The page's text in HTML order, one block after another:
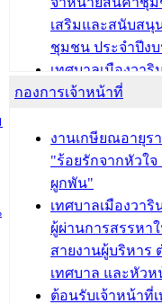
บทความ อื่นๆ ...
เสริมและสนับสนุ
ชุมชน ประจำปีง
เทศบาลเมืองวา
น้ำดื่มแก่ผู้พักอาศั
กองสวัสดิการสังค
วารินชำราบ จัดโ
ระยะสั้น ประจำปี
ถักทอผลิตภัณฑ์จ
บทความ อื่นๆ ...
กองการเจ้าหน้าที่
งานเกษียณอายุร
"ร้อยรักจากหัวใ
ผูกพัน"
เทศบาลเมืองวา
ผู้ผ่านการสรรหา
สายงานผู้บริหาร
เทศบาล และหัว
ต้อนรับเจ้าหน้าที่